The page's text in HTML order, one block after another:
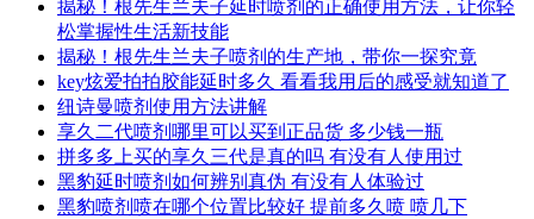
揭秘！根先生兰夫子延时喷剂的正确使用方法，让你轻
松掌握性生活新技能
揭秘！根先生兰夫子喷剂的生产地，带你一探究竟
key炫爱拍拍胶能延时多久 看看我用后的感受就知道了
纽诗曼喷剂使用方法讲解
享久二代喷剂哪里可以买到正品货 多少钱一瓶
拼多多上买的享久三代是真的吗 有没有人使用过
黑豹延时喷剂如何辨别真伪 有没有人体验过
黑豹喷剂喷在哪个位置比较好 提前多久喷 喷几下